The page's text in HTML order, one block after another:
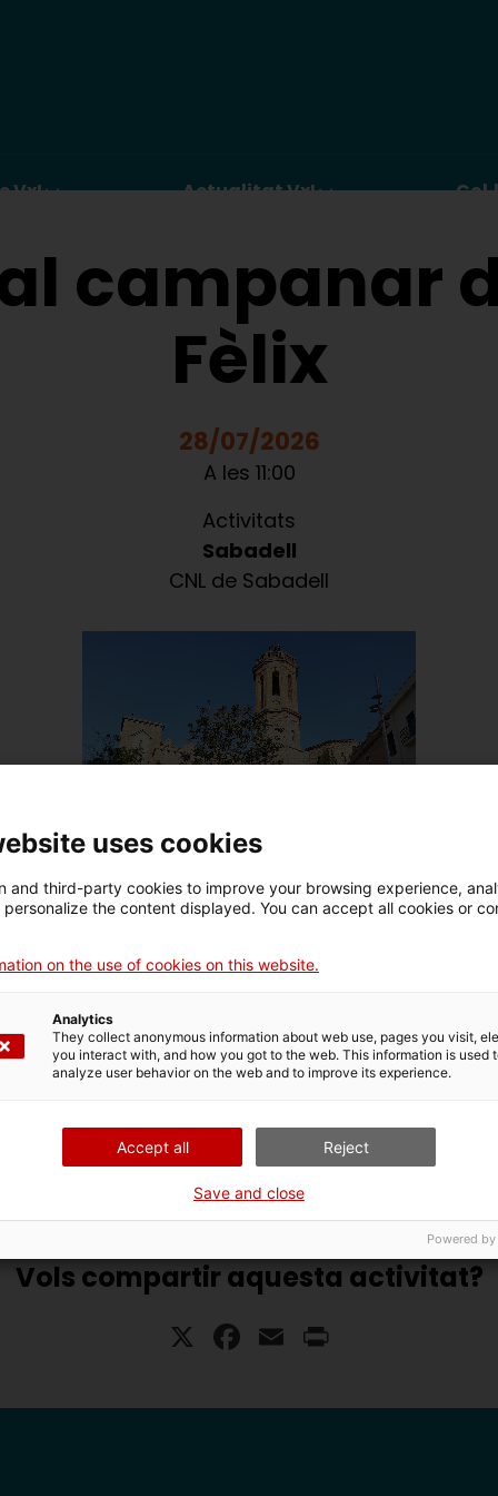
VxL Actualitat VxL
campanar
Fèlix
28/07/2026
A les 11:00
Activitats
Sabadell
CNL de Sabadell
"Parlem-ne" del mes de juliol, les persones
visiten el Racó del Campanar de Sant Fèlix, de
Vols compartir aquesta activitat?
X Facebook
Email
uses cookies
and third-party cookies to improve your browsing experience,
the content displayed. You can accept all cookies or
on the use of cookies on this website.
Analytics
They collect anonymous information about web use, pages you visit,
you interact with, and how you got to the web. This information is used
analyze user behavior on the web and to improve its experience.
Accept all Reject
Save and close
Powered by